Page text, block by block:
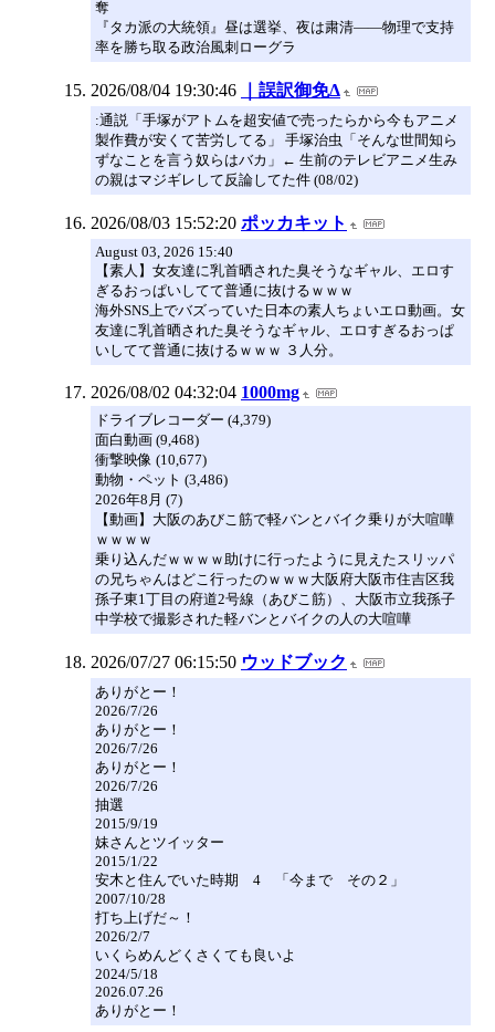
奪
『タカ派の大統領』昼は選挙、夜は粛清――物理で支持
率を勝ち取る政治風刺ローグラ
2026/08/04 19:30:46 ｜誤訳御免Δ
:通説「手塚がアトムを超安値で売ったらから今もアニメ
製作費が安くて苦労してる」 手塚治虫「そんな世間知ら
ずなことを言う奴らはバカ」← 生前のテレビアニメ生み
の親はマジギレして反論してた件 (08/02)
2026/08/03 15:52:20 ポッカキット
August 03, 2026 15:40
【素人】女友達に乳首晒された臭そうなギャル、エロす
ぎるおっぱいしてて普通に抜けるｗｗｗ
海外SNS上でバズっていた日本の素人ちょいエロ動画。女
友達に乳首晒された臭そうなギャル、エロすぎるおっぱ
いしてて普通に抜けるｗｗｗ ３人分。
2026/08/02 04:32:04 1000mg
ドライブレコーダー (4,379)
面白動画 (9,468)
衝撃映像 (10,677)
動物・ペット (3,486)
2026年8月 (7)
【動画】大阪のあびこ筋で軽バンとバイク乗りが大喧嘩
ｗｗｗｗ
乗り込んだｗｗｗｗ助けに行ったように見えたスリッパ
の兄ちゃんはどこ行ったのｗｗｗ大阪府大阪市住吉区我
孫子東1丁目の府道2号線（あびこ筋）、大阪市立我孫子
中学校で撮影された軽バンとバイクの人の大喧嘩
2026/07/27 06:15:50 ウッドブック
ありがとー！
2026/7/26
ありがとー！
2026/7/26
ありがとー！
2026/7/26
抽選
2015/9/19
妹さんとツイッター
2015/1/22
安木と住んでいた時期 4 「今まで その２」
2007/10/28
打ち上げだ～！
2026/2/7
いくらめんどくさくても良いよ
2024/5/18
2026.07.26
ありがとー！